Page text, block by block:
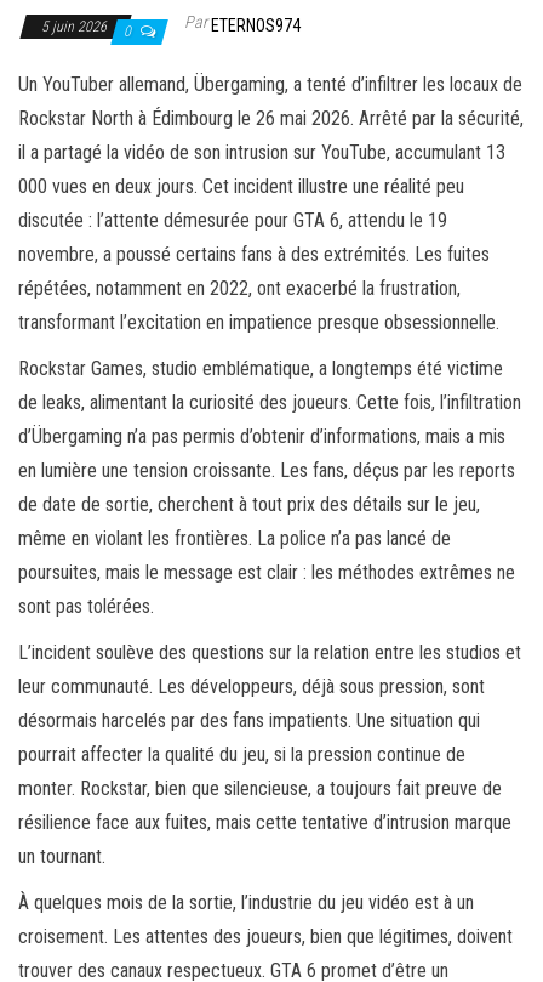
5 juin 2026 0 ParETERNOS974
Un YouTuber allemand, Übergaming, a tenté d’infiltrer les locaux de
Rockstar North à Édimbourg le 26 mai 2026. Arrêté par la sécurité,
il a partagé la vidéo de son intrusion sur YouTube, accumulant 13
000 vues en deux jours. Cet incident illustre une réalité peu
discutée : l’attente démesurée pour GTA 6, attendu le 19
novembre, a poussé certains fans à des extrémités. Les fuites
répétées, notamment en 2022, ont exacerbé la frustration,
transformant l’excitation en impatience presque obsessionnelle.
Rockstar Games, studio emblématique, a longtemps été victime
de leaks, alimentant la curiosité des joueurs. Cette fois, l’infiltration
d’Übergaming n’a pas permis d’obtenir d’informations, mais a mis
en lumière une tension croissante. Les fans, déçus par les reports
de date de sortie, cherchent à tout prix des détails sur le jeu,
même en violant les frontières. La police n’a pas lancé de
poursuites, mais le message est clair : les méthodes extrêmes ne
sont pas tolérées.
L’incident soulève des questions sur la relation entre les studios et
leur communauté. Les développeurs, déjà sous pression, sont
désormais harcelés par des fans impatients. Une situation qui
pourrait affecter la qualité du jeu, si la pression continue de
monter. Rockstar, bien que silencieuse, a toujours fait preuve de
résilience face aux fuites, mais cette tentative d’intrusion marque
un tournant.
À quelques mois de la sortie, l’industrie du jeu vidéo est à un
croisement. Les attentes des joueurs, bien que légitimes, doivent
trouver des canaux respectueux. GTA 6 promet d’être un